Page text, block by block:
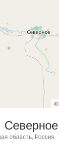
©
Северное
область, Россия